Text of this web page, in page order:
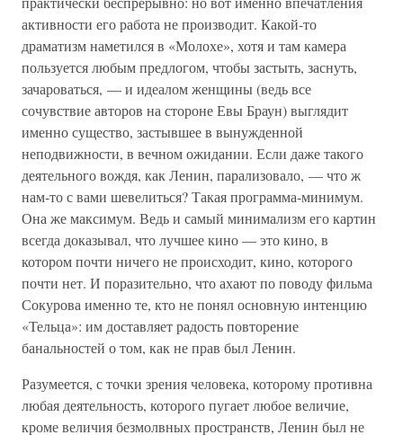
активности его работа не производит. Какой-то
драматизм наметился в «Молохе», хотя и там камера
пользуется любым предлогом, чтобы застыть, заснуть,
зачароваться, — и идеалом женщины (ведь все
сочувствие авторов на стороне Евы Браун) выглядит
именно существо, застывшее в вынужденной
неподвижности, в вечном ожидании. Если даже такого
деятельного вождя, как Ленин, парализовало, — что ж
нам-то с вами шевелиться? Такая программа-минимум.
Она же максимум. Ведь и самый минимализм его картин
всегда доказывал, что лучшее кино — это кино, в
котором почти ничего не происходит, кино, которого
почти нет. И поразительно, что ахают по поводу фильма
Сокурова именно те, кто не понял основную интенцию
«Тельца»: им доставляет радость повторение
банальностей о том, как не прав был Ленин.
Разумеется, с точки зрения человека, которому противна
любая деятельность, которого пугает любое величие,
кроме величия безмолвных пространств, Ленин был не